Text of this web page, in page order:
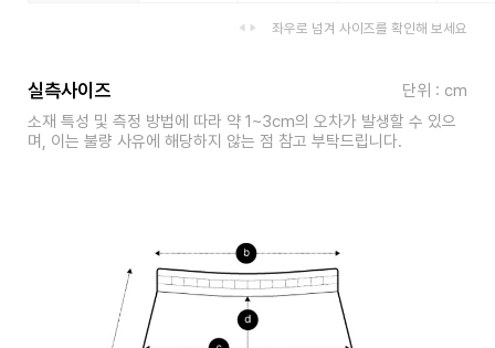
좌우로 넘겨 사이즈를 확인해 보세요
실측사이즈
단위 : cm
소재 특성 및 측정 방법에 따라 약 1~3cm의 오차가 발생할 수 있으
며, 이는 불량 사유에 해당하지 않는 점 참고 부탁드립니다.